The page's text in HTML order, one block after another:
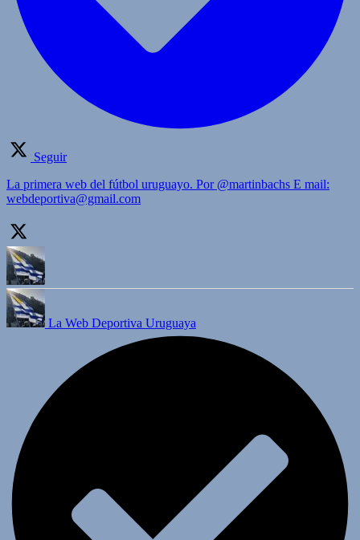
Seguir
La primera web del fútbol uruguayo. Por @martinbachs E mail:
webdeportiva@gmail.com
La Web Deportiva Uruguaya